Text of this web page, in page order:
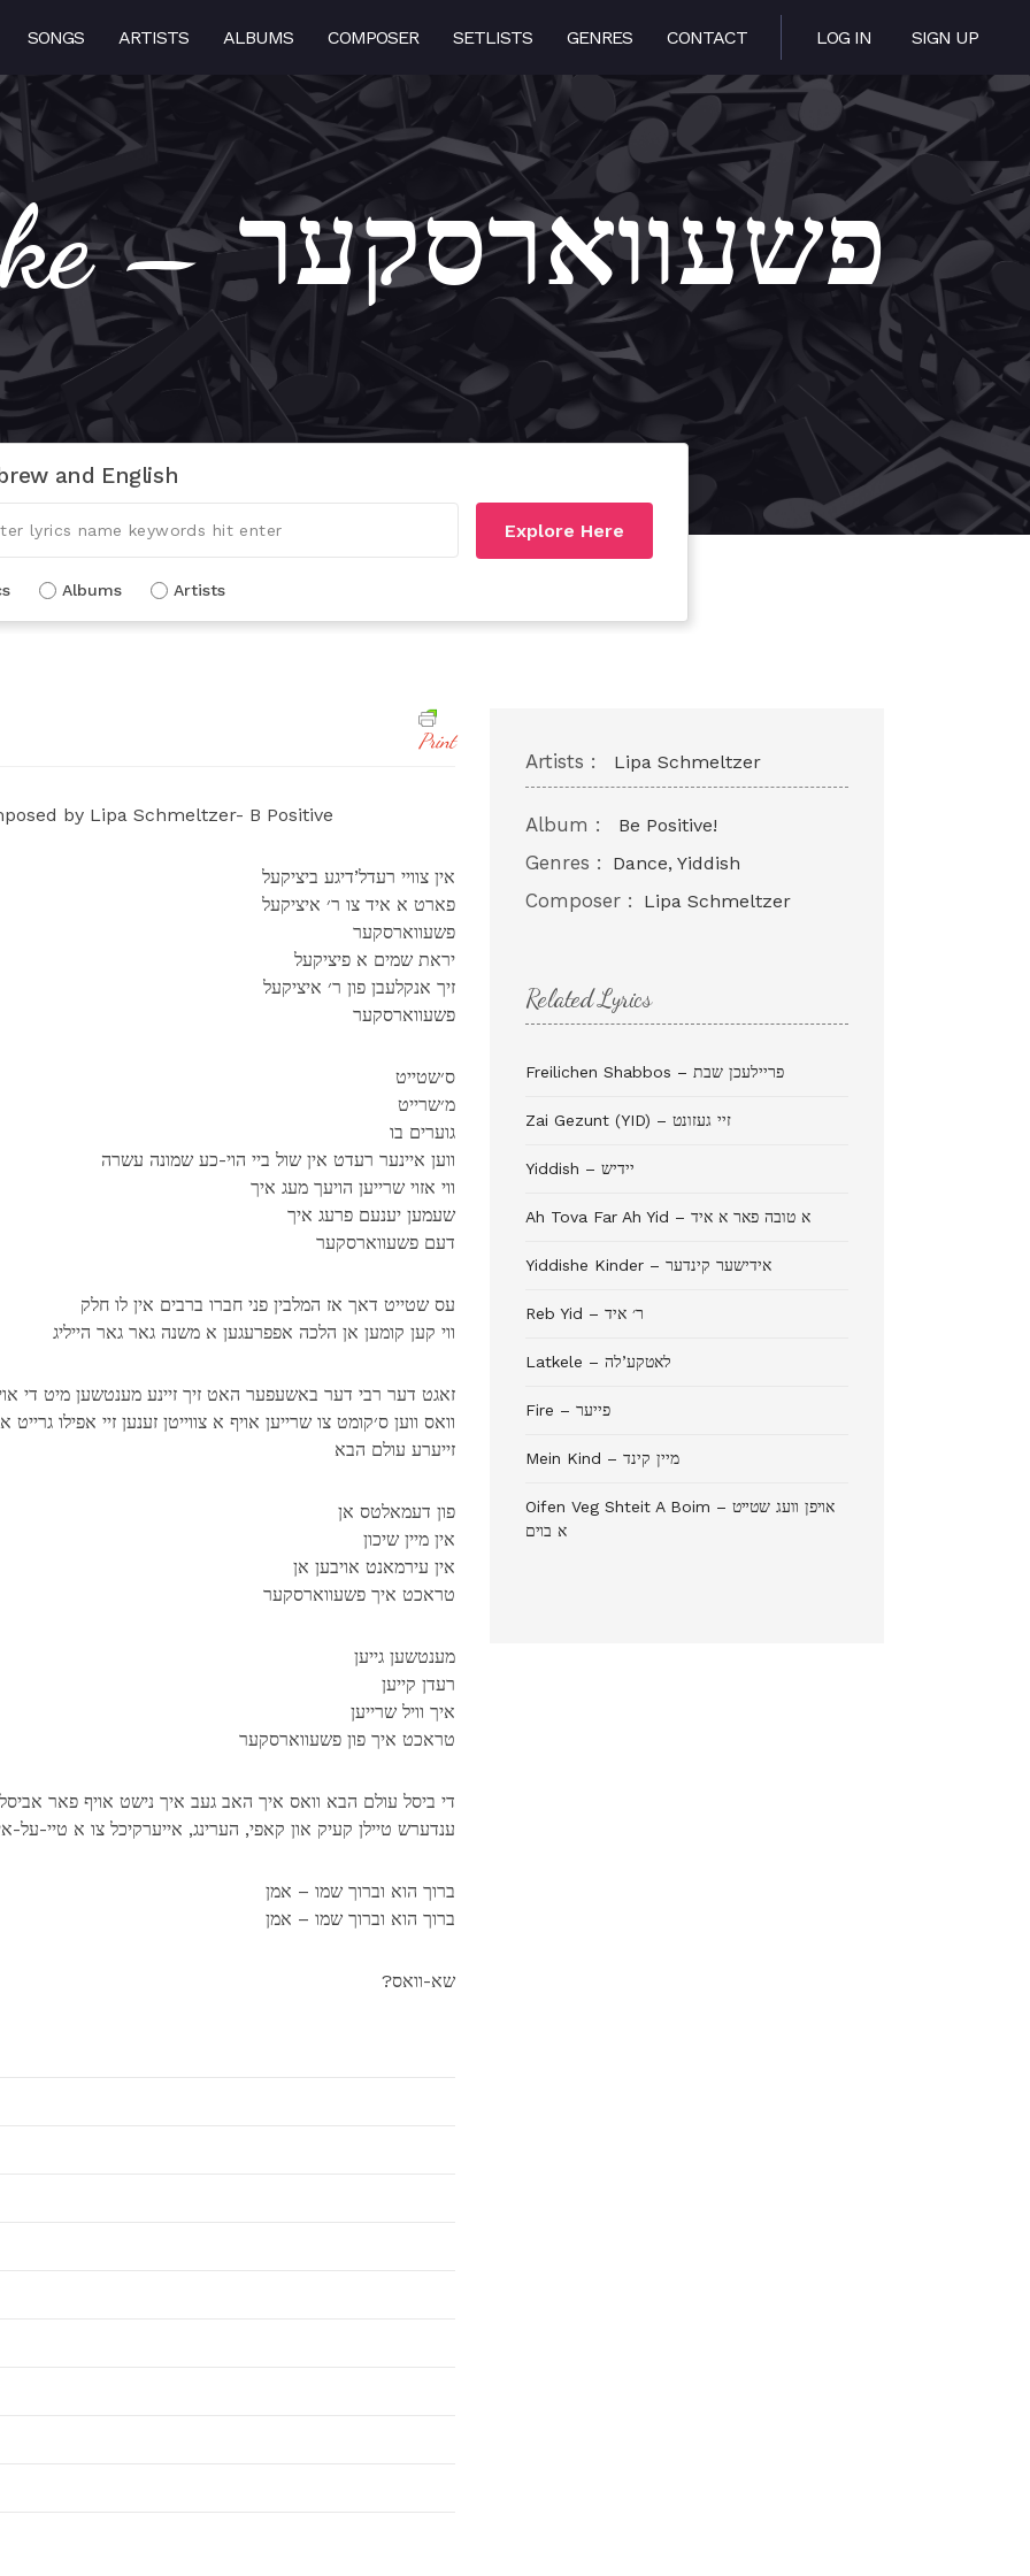
SONGS ARTISTS ALBUMS COMPOSER SETLISTS GENRES CONTACT LOG IN SIGN UP
Pshevorske – פשעווארסקער
and English
Explore Here
Albums Artists
Print
by Lipa Schmeltzer- B Positive
אין צוויי רעדל’דיגע ביציקעל
פארט א איד צו ר׳ איציקעל
פשעווארסקער
יראת שמים א פיציקעל
זיך אנקלעבן פון ר׳ איציקעל
פשעווארסקער
ס׳שטייט
מ׳שרייט
גוערים בו
ווען איינער רעדט אין שול ביי הוי-כע שמונה עשרה
ווי אזוי שרייען הויעך מעג איך
שעמען יענעם פרעג איך
דעם פשעווארסקער
עס שטייט דאך אז המלבין פני חברו ברבים אין לו חלק
ווי קען קומען אן הלכה אפפרעגען א משנה גאר גאר הייליג
זאגט דער רבי דער באשעפער האט זיך זיינע מענטשען מיט די
וואס ווען ס׳קומט צו שרייען אויף א צווייטן זענען זיי אפילו גרייט
זייערע עולם הבא
פון דעמאלטס אן
אין מיין שיכון
אין עירמאנט אויבען אן
טראכט איך פשעווארסקער
מענטשען גייען
רעדן קייען
איך וויל שרייען
טראכט איך פון פשעווארסקער
די ביסל עולם הבא וואס איך האב געב איך נישט אויף פאר
ענדערש טיילן קעיק און קאפי, הערינג, אייערקיכל צו א טיי-על-
ברוך הוא וברוך שמו – אמן
ברוך הוא וברוך שמו – אמן
?שא-וואס
Artists : Lipa Schmeltzer
Album : Be Positive!
Genres : Dance, Yiddish
Composer : Lipa Schmeltzer
Related Lyrics
Freilichen Shabbos – פריילעכן שבת
Zai Gezunt (YID) – זיי געזונט
Yiddish – יידיש
Ah Tova Far Ah Yid – א טובה פאר א איד
Yiddishe Kinder – אידישער קינדער
Reb Yid – ר׳ איד
Latkele – לאטקע’לה
Fire – פייער
Mein Kind – מיין קינד
Oifen Veg Shteit A Boim – אױפן װעג שטײט
א בױם